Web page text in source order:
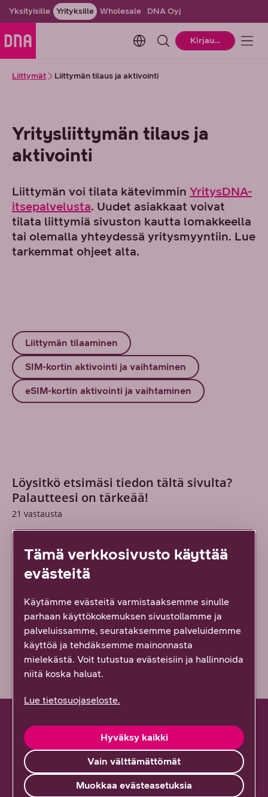
Yksityisille Yrityksille Wholesale DNA Oyj
Change language. Current
Kirjaudu
Liittymät Liittymän tilaus ja aktivointi
Yritysliittymän tilaus ja
aktivointi
Liittymän voi tilata kätevimmin YritysDNA-
itsepalvelusta. Uudet asiakkaat voivat
tilata liittymiä sivuston kautta lomakkeella
tai olemalla yhteydessä yritysmyyntiin. Lue
tarkemmat ohjeet alta.
Liittymän tilaaminen
SIM-kortin aktivointi ja vaihtaminen
eSIM-kortin aktivointi ja vaihtaminen
Löysitkö etsimäsi tiedon tältä sivulta?
Palautteesi on tärkeää!
21 vastausta
Osittain
En lainkaan
Vähän epäselvää
Hallinnoi palveluitasi
Kirjaudu YritysDNA:han
Tämä verkkosivusto käyttää
evästeitä
Käytämme evästeitä varmistaaksemme sinulle
parhaan käyttökokemuksen sivustollamme ja
palveluissamme, seurataksemme palveluidemme
käyttöä ja tehdäksemme mainonnasta
mielekästä. Voit tutustua evästeisiin ja hallinnoida
niitä koska haluat.
Lue tietosuojaseloste.
Vain välttämättömät
Hyväksy kaikki
Muokkaa evästeasetuksia